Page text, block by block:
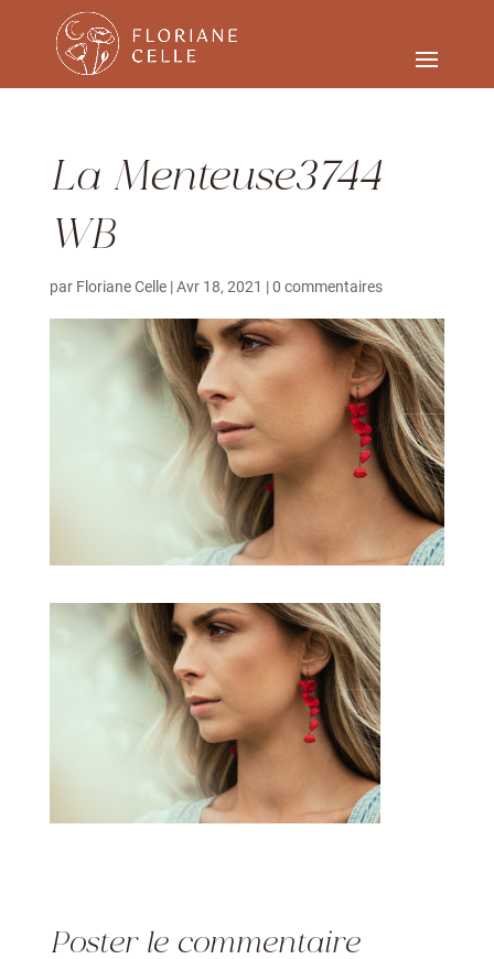
La Menteuse3744
WB
par Floriane Celle|Avr 18, 2021 |0 commentaires
Poster le commentaire